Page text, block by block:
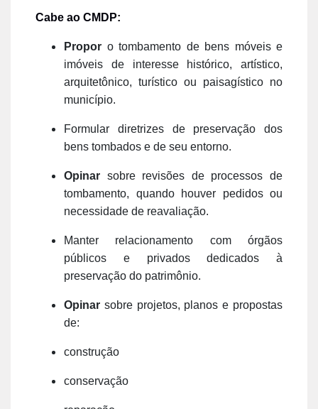
Cabe ao CMDP:
Propor o tombamento de bens móveis e
imóveis de interesse histórico, artístico,
arquitetônico, turístico ou paisagístico no
município.
Formular diretrizes de preservação dos
bens tombados e de seu entorno.
Opinar sobre revisões de processos de
tombamento, quando houver pedidos ou
necessidade de reavaliação.
Manter relacionamento com órgãos
públicos e privados dedicados à
preservação do patrimônio.
Opinar sobre projetos, planos e propostas
de:
construção
conservação